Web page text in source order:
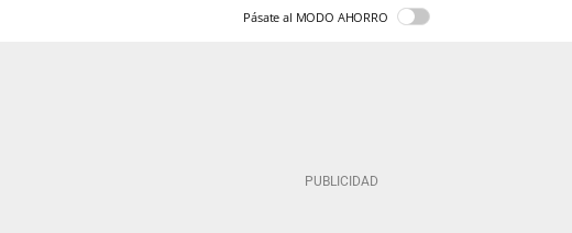
Pásate al MODO AHORRO